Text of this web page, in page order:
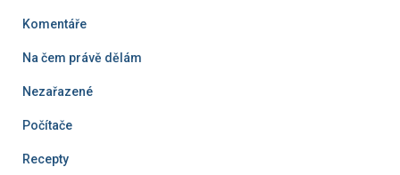
Komentáře
Na čem právě dělám
Nezařazené
Počítače
Recepty